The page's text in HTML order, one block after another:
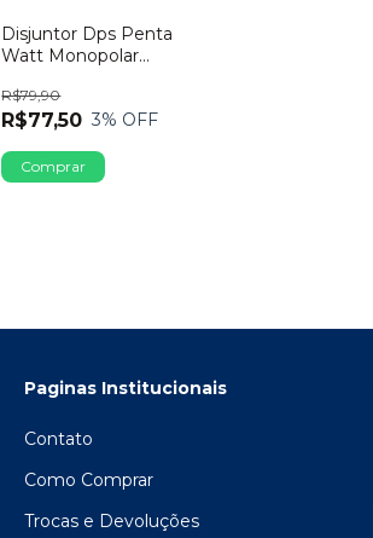
Disjuntor Dps Penta
Watt Monopolar
R$77,50
R$79,90
3% OFF
Paginas Institucionais
Contato
Como Comprar
Trocas e Devoluções